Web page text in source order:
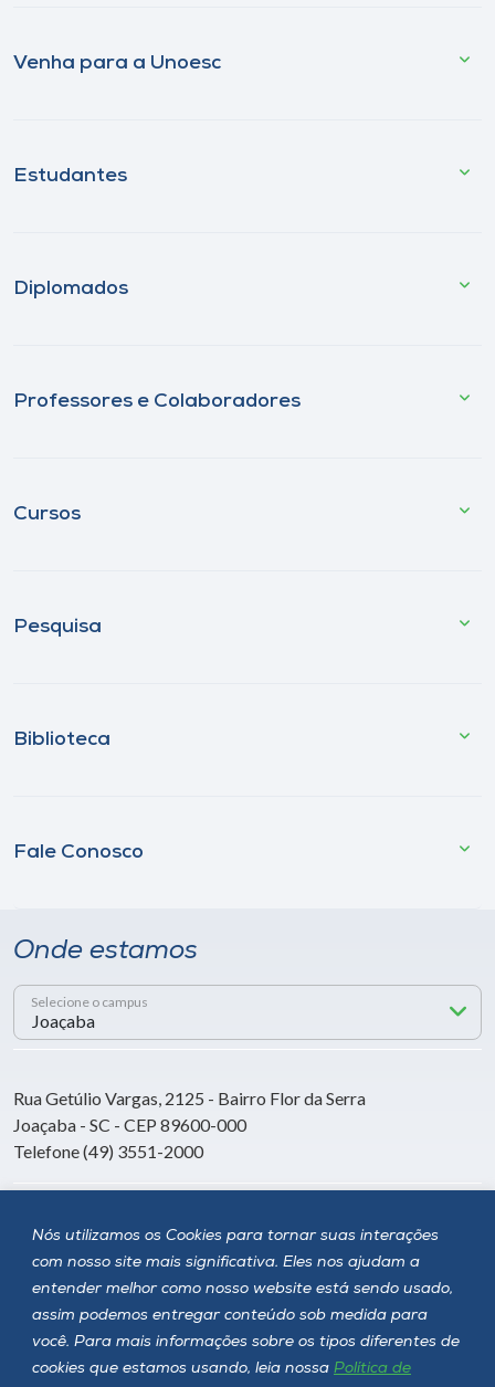
Nós utilizamos os Cookies para tornar suas interações
com nosso site mais significativa. Eles nos ajudam a
entender melhor como nosso website está sendo usado,
assim podemos entregar conteúdo sob medida para
você. Para mais informações sobre os tipos diferentes de
cookies que estamos usando, leia nossa Política de
Venha para a Unoesc
Estudantes
Diplomados
Professores e Colaboradores
Cursos
Pesquisa
Biblioteca
Fale Conosco
Onde estamos
Selecione o campus
Rua Getúlio Vargas, 2125 - Bairro Flor da Serra
Joaçaba - SC - CEP 89600-000
Telefone (49) 3551-2000
Siga a Unoesc